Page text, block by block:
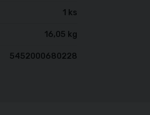
1 ks
16,05 kg
5452000680228